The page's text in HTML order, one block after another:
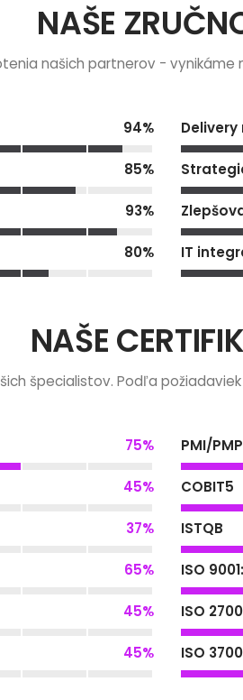
NAŠE
našich partnerov - vynikáme
94%
85%
93%
80% IT
NAŠE
špecialistov. Podľa
75%
45%
37%
65%
45%
45%
PMI/PMP
COBIT5
ISTQB
ISO
ISO
ISO